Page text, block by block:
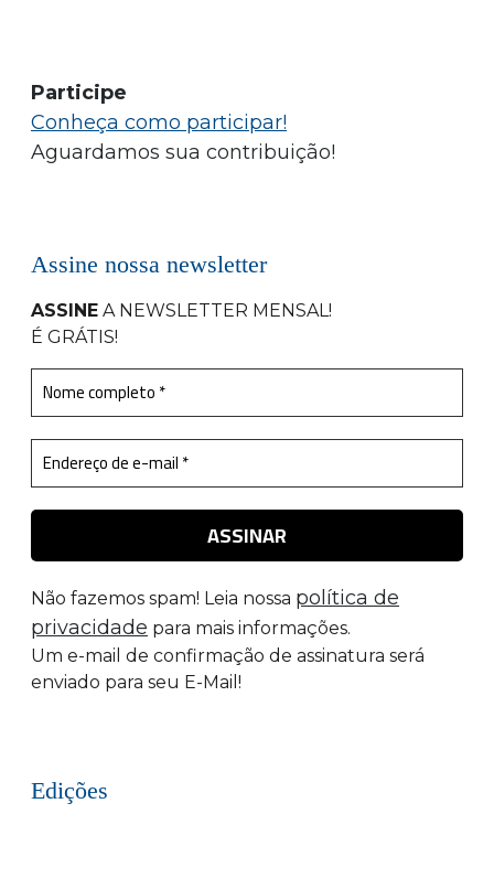
Participe
Conheça como participar!
Aguardamos sua contribuição!
Assine nossa newsletter
ASSINE A NEWSLETTER MENSAL!
É GRÁTIS!
Não fazemos spam! Leia nossa política de
privacidade para mais informações.
Um e-mail de confirmação de assinatura será
enviado para seu E-Mail!
Edições